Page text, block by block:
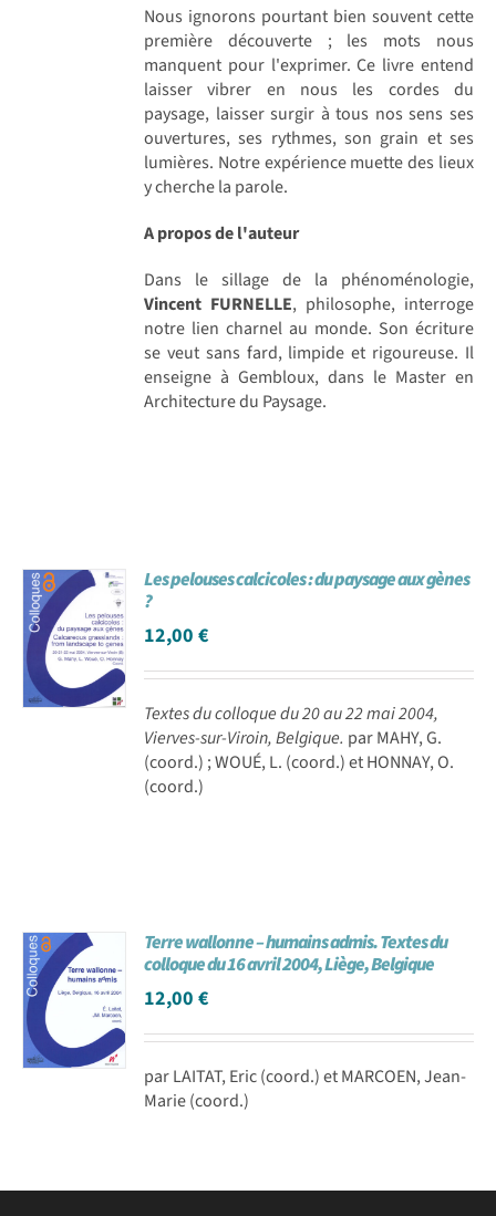
Nous ignorons pourtant bien souvent cette
première découverte ; les mots nous
manquent pour l'exprimer. Ce livre entend
laisser vibrer en nous les cordes du
paysage, laisser surgir à tous nos sens ses
ouvertures, ses rythmes, son grain et ses
lumières. Notre expérience muette des lieux
y cherche la parole.
A propos de l'auteur
Dans le sillage de la phénoménologie,
Vincent FURNELLE, philosophe, interroge
notre lien charnel au monde. Son écriture
se veut sans fard, limpide et rigoureuse. Il
enseigne à Gembloux, dans le Master en
Architecture du Paysage.
Les pelouses calcicoles : du paysage aux gènes
?
12,00€
Textes du colloque du 20 au 22 mai 2004,
Vierves-sur-Viroin, Belgique. par MAHY, G.
(coord.) ; WOUÉ, L. (coord.) et HONNAY, O.
(coord.)
Terre wallonne – humains admis. Textes du
colloque du 16 avril 2004, Liège, Belgique
12,00€
par LAITAT, Eric (coord.) et MARCOEN, Jean-
Marie (coord.)